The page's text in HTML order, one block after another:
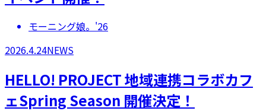
モーニング娘。'26
2026.4.24NEWS
HELLO! PROJECT 地域連携コラボカフ
ェSpring Season 開催決定！